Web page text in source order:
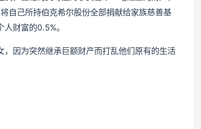
自己所持伯克希尔股份全部捐献给家族慈善基
财富的0.5%。
因为突然继承巨额财产而打乱他们原有的生活